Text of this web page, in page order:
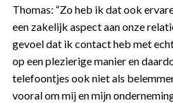
Thomas: “Zo heb ik dat ook
een zakelijk aspect aan onze
gevoel dat ik contact heb met
op een plezierige manier en
telefoontjes ook niet als
vooral om mij en mijn